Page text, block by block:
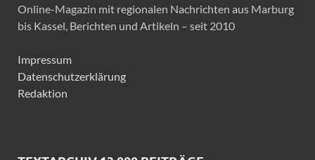
Online-Magazin mit regionalen Nachrichten aus Marburg
bis Kassel, Berichten und Artikeln – seit 2010
Impressum
Datenschutzerklärung
Redaktion